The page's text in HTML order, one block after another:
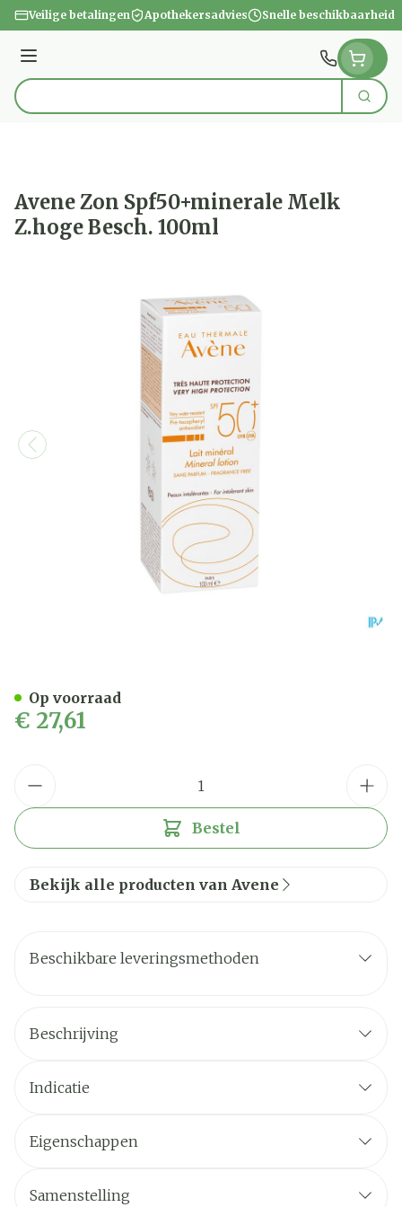
Ga naar de inhoud
Veilige betalingen Apothekersadvies Snelle beschikbaarheid
Menu
Product, merk, categorie... Zoek
Avene Zon Spf50+minerale Melk
Z.hoge Besch. 100ml
€ 27,61
Bestel
Op voorraad
Bekijk alle producten van Avene
Beschikbare leveringsmethoden
Beschrijving
Indicatie
Eigenschappen
Samenstelling